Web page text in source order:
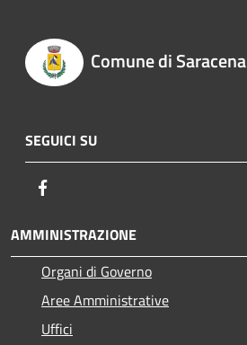
Comune di Saracena
SEGUICI SU
AMMINISTRAZIONE
Organi di Governo
Aree Amministrative
Uffici